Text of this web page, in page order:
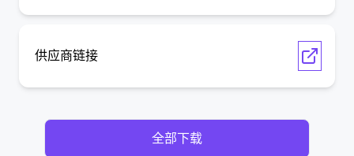
供应商链接
全部下载